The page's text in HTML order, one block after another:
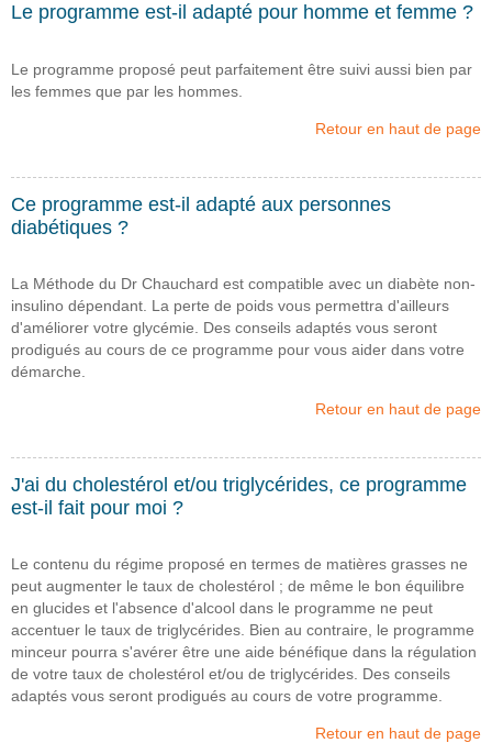
Le programme est-il adapté pour homme et femme ?
Le programme proposé peut parfaitement être suivi aussi bien par
les femmes que par les hommes.
Retour en haut de page
Ce programme est-il adapté aux personnes
diabétiques ?
La Méthode du Dr Chauchard est compatible avec un diabète non-
insulino dépendant. La perte de poids vous permettra d'ailleurs
d'améliorer votre glycémie. Des conseils adaptés vous seront
prodigués au cours de ce programme pour vous aider dans votre
démarche.
Retour en haut de page
J'ai du cholestérol et/ou triglycérides, ce programme
est-il fait pour moi ?
Le contenu du régime proposé en termes de matières grasses ne
peut augmenter le taux de cholestérol ; de même le bon équilibre
en glucides et l'absence d'alcool dans le programme ne peut
accentuer le taux de triglycérides. Bien au contraire, le programme
minceur pourra s'avérer être une aide bénéfique dans la régulation
de votre taux de cholestérol et/ou de triglycérides. Des conseils
adaptés vous seront prodigués au cours de votre programme.
Retour en haut de page